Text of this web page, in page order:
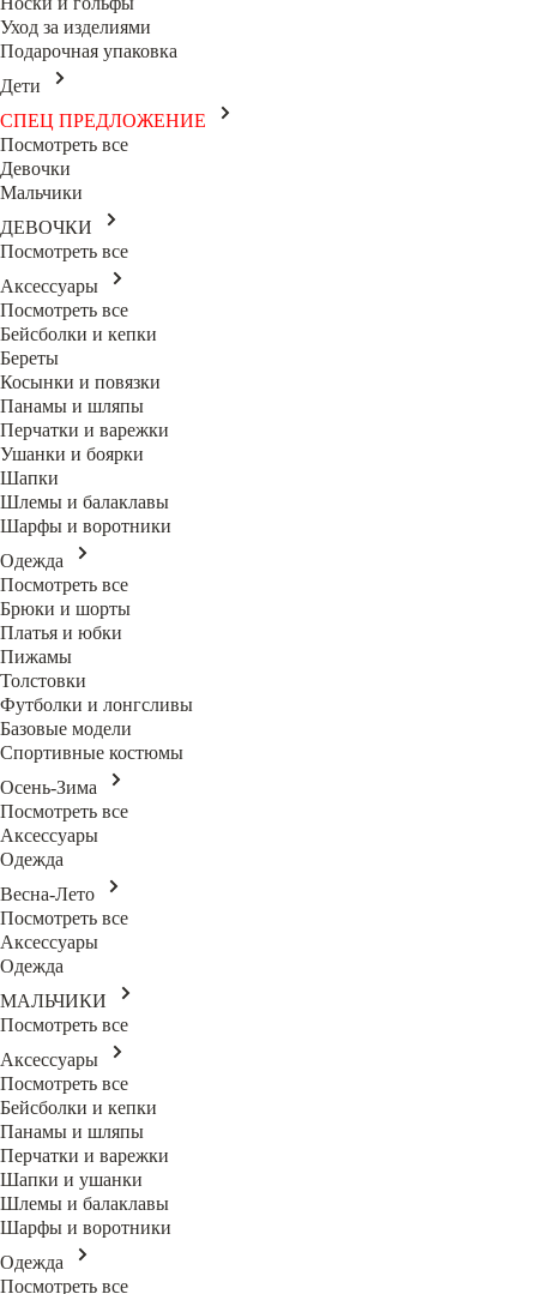
Уход за изделиями
Подарочная упаковка
Дети
СПЕЦ ПРЕДЛОЖЕНИЕ
Посмотреть все
Девочки
Мальчики
ДЕВОЧКИ
Посмотреть все
Аксессуары
Посмотреть все
Бейсболки и кепки
Береты
Косынки и повязки
Панамы и шляпы
Перчатки и варежки
Ушанки и боярки
Шапки
Шлемы и балаклавы
Шарфы и воротники
Одежда
Посмотреть все
Брюки и шорты
Платья и юбки
Пижамы
Толстовки
Футболки и лонгсливы
Базовые модели
Спортивные костюмы
Осень-Зима
Посмотреть все
Аксессуары
Одежда
Весна-Лето
Посмотреть все
Аксессуары
Одежда
МАЛЬЧИКИ
Посмотреть все
Аксессуары
Посмотреть все
Бейсболки и кепки
Панамы и шляпы
Перчатки и варежки
Шапки и ушанки
Шлемы и балаклавы
Шарфы и воротники
Одежда
Посмотреть все